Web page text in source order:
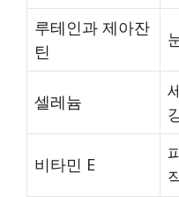
루테인과 제아잔
틴
셀레늄
비타민 E